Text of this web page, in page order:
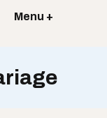
Menu +